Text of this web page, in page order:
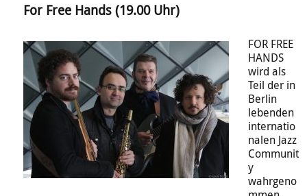
For Free Hands (19.00 Uhr)
FOR FREE
HANDS
wird als
Teil der in
Berlin
lebenden
internatio
nalen Jazz
Communit
y
wahrgeno